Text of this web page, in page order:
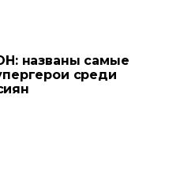
названы самые
среди